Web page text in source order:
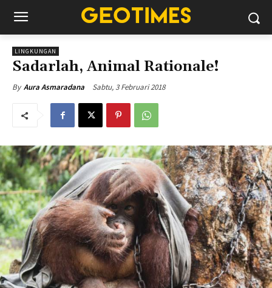
LINGKUNGAN
Sadarlah, Animal Rationale!
By Aura Asmaradana Sabtu, 3 Februari 2018